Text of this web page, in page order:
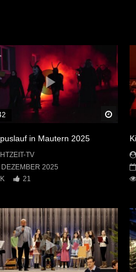
in Mautern 2025
TV
DEZEMBER 2025
21